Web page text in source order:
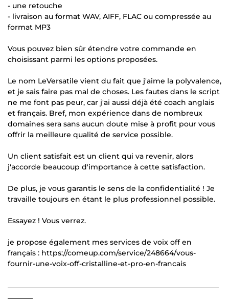
- une retouche
- livraison au format WAV, AIFF, FLAC ou compressée au
format MP3
Vous pouvez bien sûr étendre votre commande en
choisissant parmi les options proposées.
Le nom LeVersatile vient du fait que j'aime la polyvalence,
et je sais faire pas mal de choses. Les fautes dans le script
ne me font pas peur, car j'ai aussi déjà été coach anglais
et français. Bref, mon expérience dans de nombreux
domaines sera sans aucun doute mise à profit pour vous
offrir la meilleure qualité de service possible.
Un client satisfait est un client qui va revenir, alors
j'accorde beaucoup d'importance à cette satisfaction.
De plus, je vous garantis le sens de la confidentialité ! Je
travaille toujours en étant le plus professionnel possible.
Essayez ! Vous verrez.
je propose également mes services de voix off en
français : https://comeup.com/service/248664/vous-
fournir-une-voix-off-cristalline-et-pro-en-francais